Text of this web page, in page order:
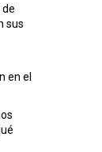
sus
en el